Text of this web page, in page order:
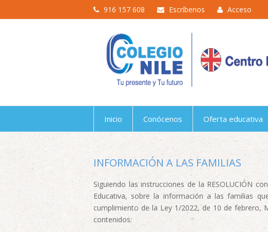
916 157 608 Escríbenos Acceso
Inicio Conócenos Oferta educativa
INFORMACIÓN A LAS FAMILIAS
Siguiendo las instrucciones de la RESOLUCIÓN
Educativa, sobre la información a las familias
cumplimiento de la Ley 1/2022, de 10 de febrero,
contenidos: